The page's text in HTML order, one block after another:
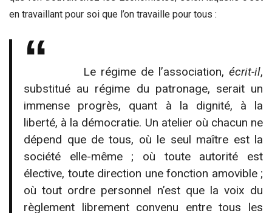
en travaillant pour soi que l’on travaille pour tous :
Le régime de l’association, écrit-il,
substitué au régime du patronage, serait un
immense progrès, quant à la dignité, à la
liberté, à la démocratie. Un atelier où chacun ne
dépend que de tous, où le seul maître est la
société elle-même ; où toute autorité est
élective, toute direction une fonction amovible ;
où tout ordre personnel n’est que la voix du
règlement librement convenu entre tous les